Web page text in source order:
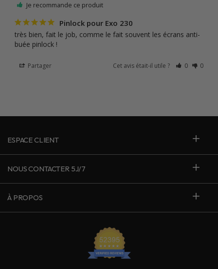
Je recommande ce produit
Pinlock pour Exo 230
très bien, fait le job, comme le fait souvent les écrans anti-
buée pinlock !
Partager Cet avis était-il utile ? 0 0
ESPACE CLIENT
NOUS CONTACTER 5J/7
À PROPOS